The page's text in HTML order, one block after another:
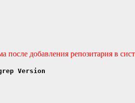
после добавления репозитария в
Version